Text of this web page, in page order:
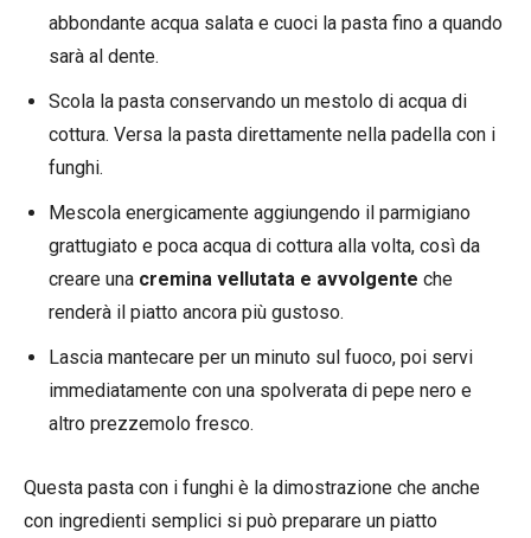
abbondante acqua salata e cuoci la pasta fino a quando
sarà al dente.
Scola la pasta conservando un mestolo di acqua di
cottura. Versa la pasta direttamente nella padella con i
funghi.
Mescola energicamente aggiungendo il parmigiano
grattugiato e poca acqua di cottura alla volta, così da
creare una cremina vellutata e avvolgente che
renderà il piatto ancora più gustoso.
Lascia mantecare per un minuto sul fuoco, poi servi
immediatamente con una spolverata di pepe nero e
altro prezzemolo fresco.
Questa pasta con i funghi è la dimostrazione che anche
con ingredienti semplici si può preparare un piatto